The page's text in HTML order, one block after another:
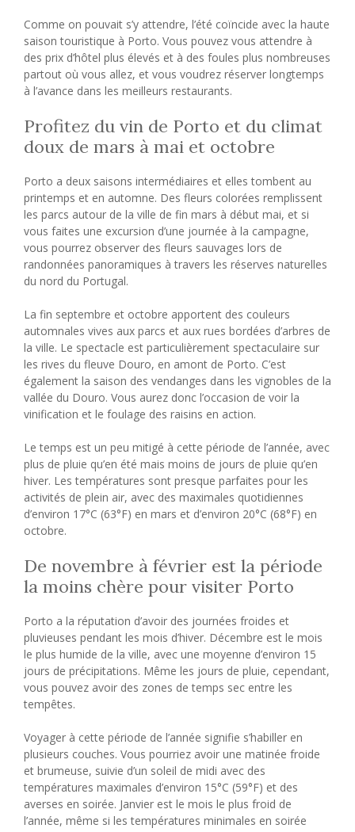
Comme on pouvait s’y attendre, l’été coïncide avec la haute
saison touristique à Porto. Vous pouvez vous attendre à
des prix d’hôtel plus élevés et à des foules plus nombreuses
partout où vous allez, et vous voudrez réserver longtemps
à l’avance dans les meilleurs restaurants.
Profitez du vin de Porto et du climat
doux de mars à mai et octobre
Porto a deux saisons intermédiaires et elles tombent au
printemps et en automne. Des fleurs colorées remplissent
les parcs autour de la ville de fin mars à début mai, et si
vous faites une excursion d’une journée à la campagne,
vous pourrez observer des fleurs sauvages lors de
randonnées panoramiques à travers les réserves naturelles
du nord du Portugal.
La fin septembre et octobre apportent des couleurs
automnales vives aux parcs et aux rues bordées d’arbres de
la ville. Le spectacle est particulièrement spectaculaire sur
les rives du fleuve Douro, en amont de Porto. C’est
également la saison des vendanges dans les vignobles de la
vallée du Douro. Vous aurez donc l’occasion de voir la
vinification et le foulage des raisins en action.
Le temps est un peu mitigé à cette période de l’année, avec
plus de pluie qu’en été mais moins de jours de pluie qu’en
hiver. Les températures sont presque parfaites pour les
activités de plein air, avec des maximales quotidiennes
d’environ 17°C (63°F) en mars et d’environ 20°C (68°F) en
octobre.
De novembre à février est la période
la moins chère pour visiter Porto
Porto a la réputation d’avoir des journées froides et
pluvieuses pendant les mois d’hiver. Décembre est le mois
le plus humide de la ville, avec une moyenne d’environ 15
jours de précipitations. Même les jours de pluie, cependant,
vous pouvez avoir des zones de temps sec entre les
tempêtes.
Voyager à cette période de l’année signifie s’habiller en
plusieurs couches. Vous pourriez avoir une matinée froide
et brumeuse, suivie d’un soleil de midi avec des
températures maximales d’environ 15°C (59°F) et des
averses en soirée. Janvier est le mois le plus froid de
l’année, même si les températures minimales en soirée